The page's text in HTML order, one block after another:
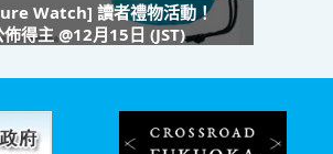
Watch] 讀者禮物活動！
佈得主 @12月15日 (JST)